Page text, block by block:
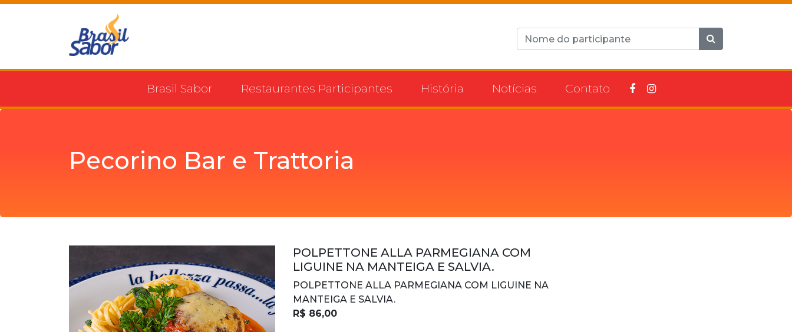
Brasil Sabor Restaurantes Participantes História Notícias Contato
Pecorino Bar e Trattoria
POLPETTONE ALLA PARMEGIANA COM
LIGUINE NA MANTEIGA E SALVIA.
POLPETTONE ALLA PARMEGIANA COM LIGUINE NA
MANTEIGA E SALVIA.
R$ 86,00